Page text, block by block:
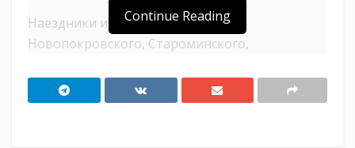
Наездники из Ленинградского,
Новопокровского, Староминского,
Щербиновского и Брюховецкого районов
показывали мастерство джигитовки,
Continue Reading